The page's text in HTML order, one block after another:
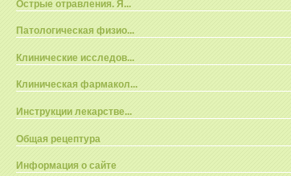
Острые отравления. Я...
Патологическая физио...
Клинические исследов...
Клиническая фармакол...
Инструкции лекарстве...
Общая рецептура
Информация о сайте